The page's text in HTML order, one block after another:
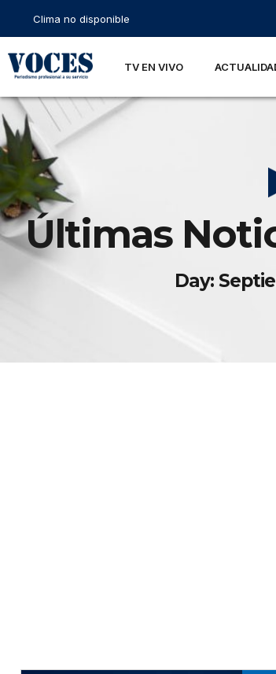
Clima no disponible
TV EN VIVO
Últimas
Day: